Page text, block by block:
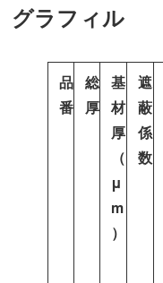
グラフィル
品
番
総
厚
基
材
厚
（
μ
m
）
遮
蔽
係
数